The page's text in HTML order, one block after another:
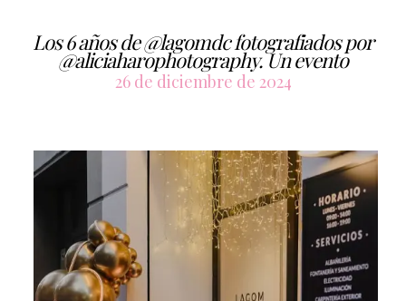
Los 6 años de @lagomdc fotografiados por
@aliciaharophotography. Un evento
26 de diciembre de 2024